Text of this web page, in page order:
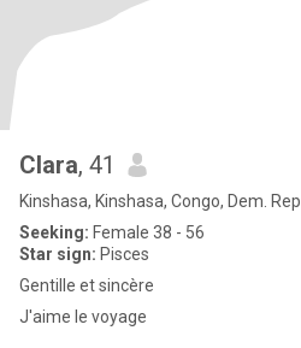
Clara, 41
Kinshasa, Kinshasa, Congo, Dem. Rep
Seeking: Female 38 - 56
Star sign: Pisces
Gentille et sincère
J'aime le voyage